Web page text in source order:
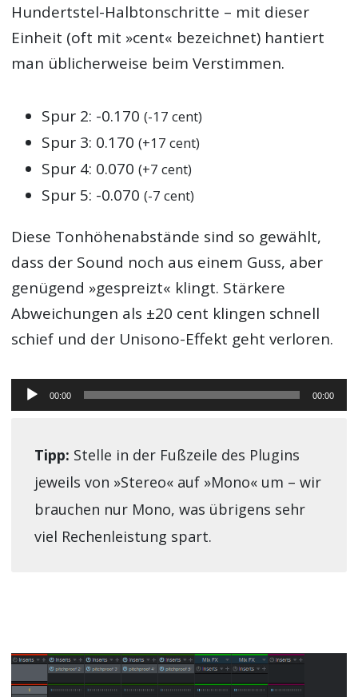
Hundertstel-Halbtonschritte – mit dieser
Einheit (oft mit »cent« bezeichnet) hantiert
man üblicherweise beim Verstimmen.
Spur 2: -0.170(-17 cent)
Spur 3: 0.170(+17 cent)
Spur 4: 0.070(+7 cent)
Spur 5: -0.070(-7 cent)
Diese Tonhöhenabstände sind so gewählt,
dass der Sound noch aus einem Guss, aber
genügend »gespreizt« klingt. Stärkere
Abweichungen als ±20 cent klingen schnell
schief und der Unisono-Effekt geht verloren.
Audio-
Player
00:00 00:00
Tipp: Stelle in der Fußzeile des Plugins
jeweils von »Stereo« auf »Mono« um – wir
brauchen nur Mono, was übrigens sehr
viel Rechenleistung spart.